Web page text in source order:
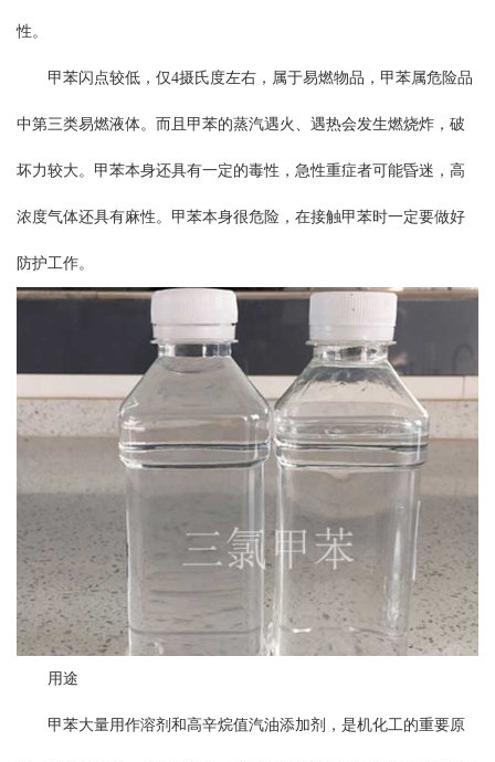
性。
甲苯闪点较低，仅4摄氏度左右，属于易燃物品，甲苯属危险品
中第三类易燃液体。而且甲苯的蒸汽遇火、遇热会发生燃烧炸，破
坏力较大。甲苯本身还具有一定的毒性，急性重症者可能昏迷，高
浓度气体还具有麻性。甲苯本身很危险，在接触甲苯时一定要做好
防护工作。
用途
甲苯大量用作溶剂和高辛烷值汽油添加剂，是机化工的重要原